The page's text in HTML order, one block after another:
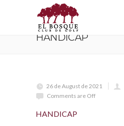
Home HANDICAP
HANDICAP
26 de August de 2021
Comments are Off
HANDICAP